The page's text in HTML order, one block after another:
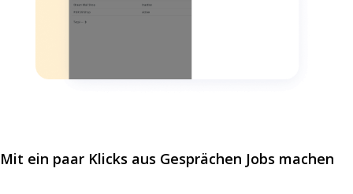
Mit ein paar Klicks aus Gesprächen Jobs machen